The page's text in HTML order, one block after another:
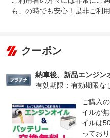
も」の時でも安心！是非ご利
クーポン
納車後、新品エンジン
有効期限：有効期限な
ご購入
イルが
イルは
ってお